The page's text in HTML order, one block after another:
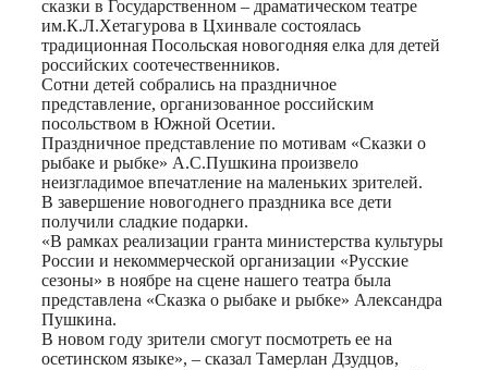
сказки в Государственном – драматическом театре
им.К.Л.Хетагурова в Цхинвале состоялась
традиционная Посольская новогодняя елка для детей
российских соотечественников.
Сотни детей собрались на праздничное
представление, организованное российским
посольством в Южной Осетии.
Праздничное представление по мотивам «Сказки о
рыбаке и рыбке» А.С.Пушкина произвело
неизгладимое впечатление на маленьких зрителей.
В завершение новогоднего праздника все дети
получили сладкие подарки.
«В рамках реализации гранта министерства культуры
России и некоммерческой организации «Русские
сезоны» в ноябре на сцене нашего театра была
представлена «Сказка о рыбаке и рыбке» Александра
Пушкина.
В новом году зрители смогут посмотреть ее на
осетинском языке», – сказал Тамерлан Дзудцов,